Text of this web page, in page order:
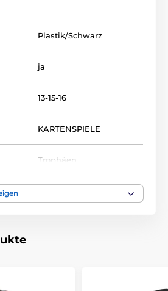
Plastik/Schwarz
ja
13-15-16
KARTENSPIELE
Trophäen